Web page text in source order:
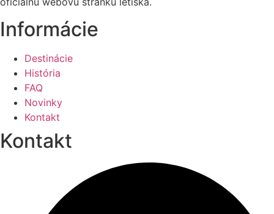
Informácie
Destinácie
História
FAQ
Novinky
Kontakt
Kontakt